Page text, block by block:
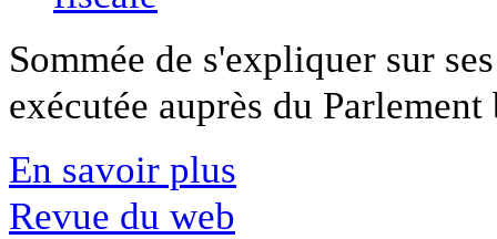
Sommée de s'expliquer sur
exécutée auprès du
En savoir plus
Revue du web